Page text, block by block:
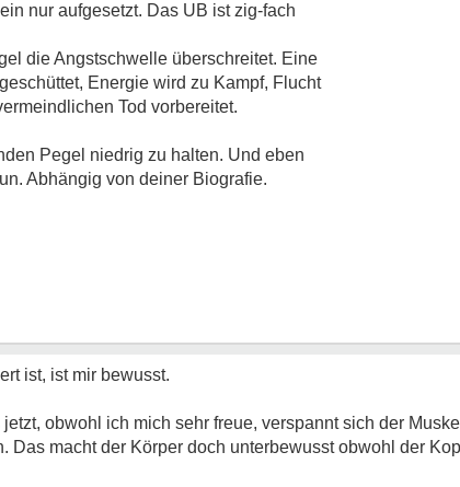
nur aufgesetzt. Das UB ist zig-fach
die Angstschwelle überschreitet. Eine
Energie wird zu Kampf, Flucht
Tod vorbereitet.
Pegel niedrig zu halten. Und eben
Abhängig von deiner Biografie.
ist, ist mir bewusst.
obwohl ich mich sehr freue, verspannt sich der
Das macht der Körper doch unterbewusst obwohl der